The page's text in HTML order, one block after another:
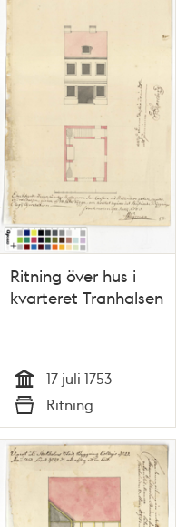
Ritning över hus i
kvarteret Tranhalsen
Tid
17 juli 1753
Typ
Ritning